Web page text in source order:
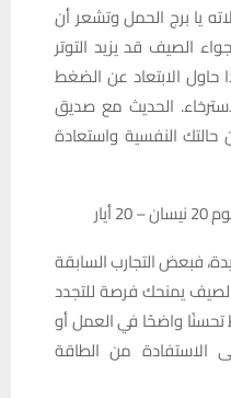
يا برج الحمل وتشعر أن
الصيف قد يزيد التوتر
حاول الابتعاد عن الضغط
الحديث مع صديق
النفسية واستعادة
فبعض التجارب السابقة
الصيف يمنحك فرصة للتجدد
واضحًا في العمل أو
الاستفادة من الطاقة